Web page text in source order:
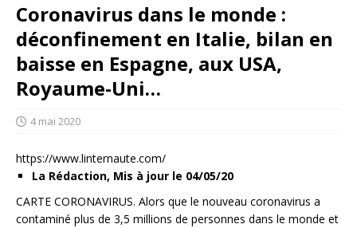
Coronavirus dans le monde :
déconfinement en Italie, bilan en
baisse en Espagne, aux USA,
Royaume-Uni…
4 mai 2020
https://www.linternaute.com/
La Rédaction, Mis à jour le 04/05/20
CARTE CORONAVIRUS. Alors que le nouveau coronavirus a
contaminé plus de 3,5 millions de personnes dans le monde et